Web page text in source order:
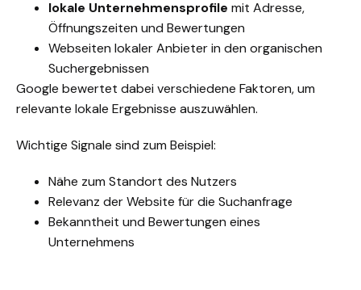
lokale Unternehmensprofile mit Adresse,
Öffnungszeiten und Bewertungen
Webseiten lokaler Anbieter in den organischen
Suchergebnissen
Google bewertet dabei verschiedene Faktoren, um
relevante lokale Ergebnisse auszuwählen.
Wichtige Signale sind zum Beispiel:
Nähe zum Standort des Nutzers
Relevanz der Website für die Suchanfrage
Bekanntheit und Bewertungen eines
Unternehmens